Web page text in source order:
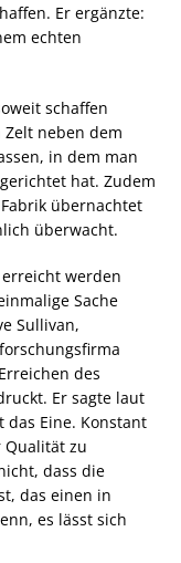
Er ergänzte:
echten
schaffen
neben dem
in dem man
hat. Zudem
übernachtet
überwacht.
werden
Sache
Sullivan,
des
Er sagte laut
das Eine. Konstant
Qualität zu
dass die
das einen in
es lässt sich